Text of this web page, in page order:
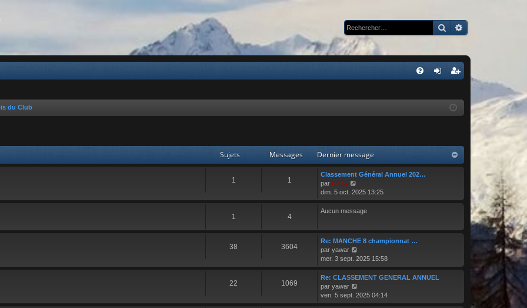
Rechercher
cri
du Club
Sujets Messages Dernier message
1 1
Classement Général Annuel 202…
par Gaby
o
n
s
e
r
l
d
e
r
dim. 5 oct. 2025 13:25
1 4
Aucun message
38 3604
Re: MANCHE 8 championnat …
par yawar
o
n
s
l
t
mer. 3 sept. 2025 15:58
22 1069
Re: CLASSEMENT GENERAL ANNUEL
par yawar
o
n
ven. 5 sept. 2025 04:14